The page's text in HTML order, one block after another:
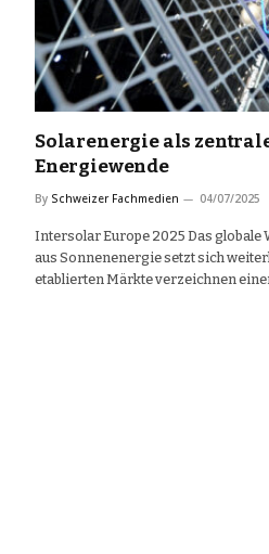
Solarenergie als
Energiewende
By Schweizer Fachmedien 04/07/2025
Intersolar Europe 2025 Das
aus Sonnenenergie setzt sich
etablierten Märkte verzeichnen